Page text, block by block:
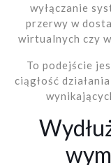
wyłączanie
przerwy w
wirtualnych czy
To podejście
ciągłość